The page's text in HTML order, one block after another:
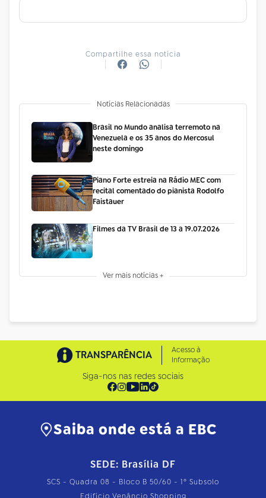
Compartilhe essa notícia
Notícias Relacionadas
Brasil no Mundo analisa terremoto na
Venezuela e os 35 anos do Mercosul
neste domingo
Piano Forte estreia na Rádio MEC com
recital comentado do pianista Rodolfo
Faistauer
Filmes da TV Brasil de 13 a 19.07.2026
Ver mais notícias +
TRANSPARÊNCIA
Acesso à
Informação
Siga-nos nas redes sociais
Saiba onde está a EBC
SEDE: Brasília DF
SCS - Quadra 08 - Bloco B 50/60 - 1º Subsolo
Edifício Venâncio Shopping